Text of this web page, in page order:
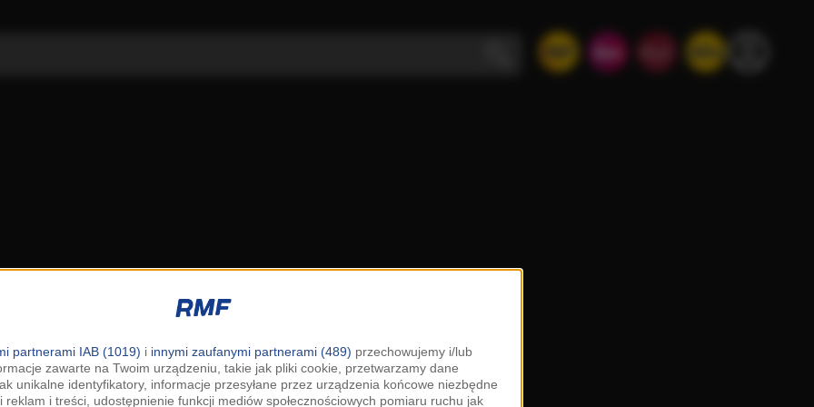
partnerami IAB (1019) i innymi zaufanymi partnerami (489) przechowujemy i/lub
zawarte na Twoim urządzeniu, takie jak pliki cookie, przetwarzamy dane
unikalne identyfikatory, informacje przesyłane przez urządzenia końcowe niezbędne
reklam i treści, udostępnienie funkcji mediów społecznościowych pomiaru ruchu jak